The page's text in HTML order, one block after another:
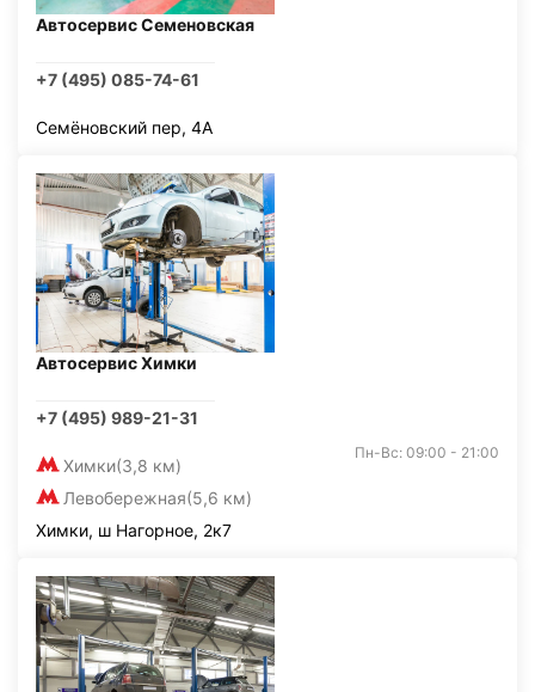
Автосервис Семеновская
+7 (495) 085-74-61
Семёновский пер, 4А
Автосервис Химки
+7 (495) 989-21-31
Химки(3,8 км)
Левобережная(5,6 км)
Пн-Вс: 09:00 - 21:00
Химки, ш Нагорное, 2к7